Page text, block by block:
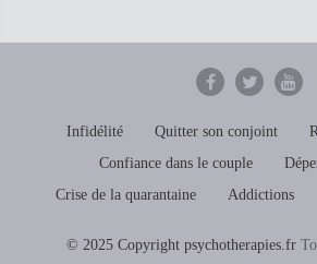
Infidélité Quitter son conjoint
Confiance dans le couple
Crise de la quarantaine
Addictions
© 2025 Copyright psychotherapies.fr